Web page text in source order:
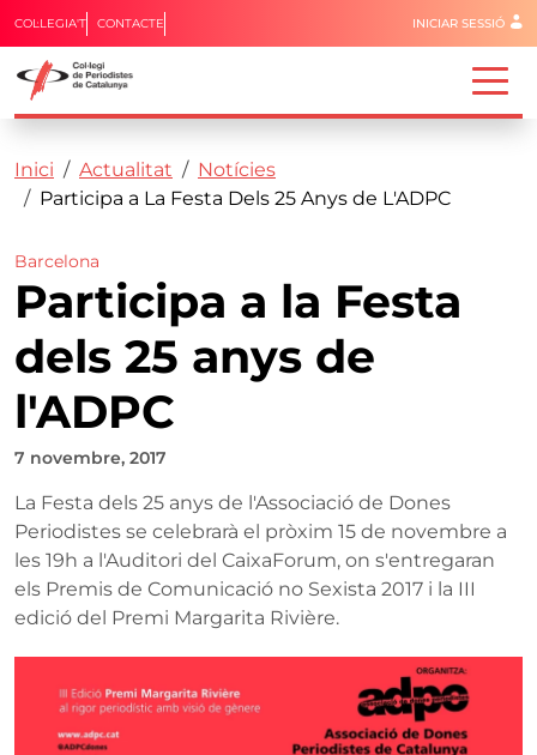
Vés al contingut
Capçalera
COL·LEGIA'T CONTACTE Menú del
INICIAR SESSIÓ
Fil d'ariadna
Inici Actualitat
Notícies
Participa a La Festa Dels 25 Anys de L'ADPC
Barcelona
Participa a la Festa
dels 25 anys de
l'ADPC
7 novembre, 2017
La Festa dels 25 anys de l'Associació de Dones
Periodistes se celebrarà el pròxim 15 de novembre a
les 19h a l'Auditori del CaixaForum, on s'entregaran
els Premis de Comunicació no Sexista 2017 i la III
edició del Premi Margarita Rivière.